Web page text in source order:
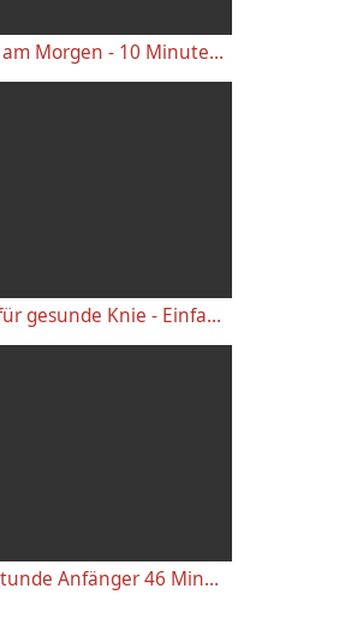
Wach am Morgen - 10 Minuten Yogastunde für Energie
Yoga für gesunde Knie - Einfache wirkungsvolle Gelenkübungen
Yogastunde Anfänger 46 Minuten